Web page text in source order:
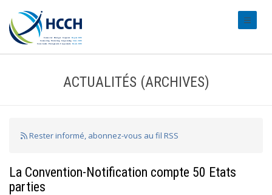
ACTUALITÉS (ARCHIVES)
Rester informé, abonnez-vous au fil RSS
La Convention-Notification compte 50 Etats
parties